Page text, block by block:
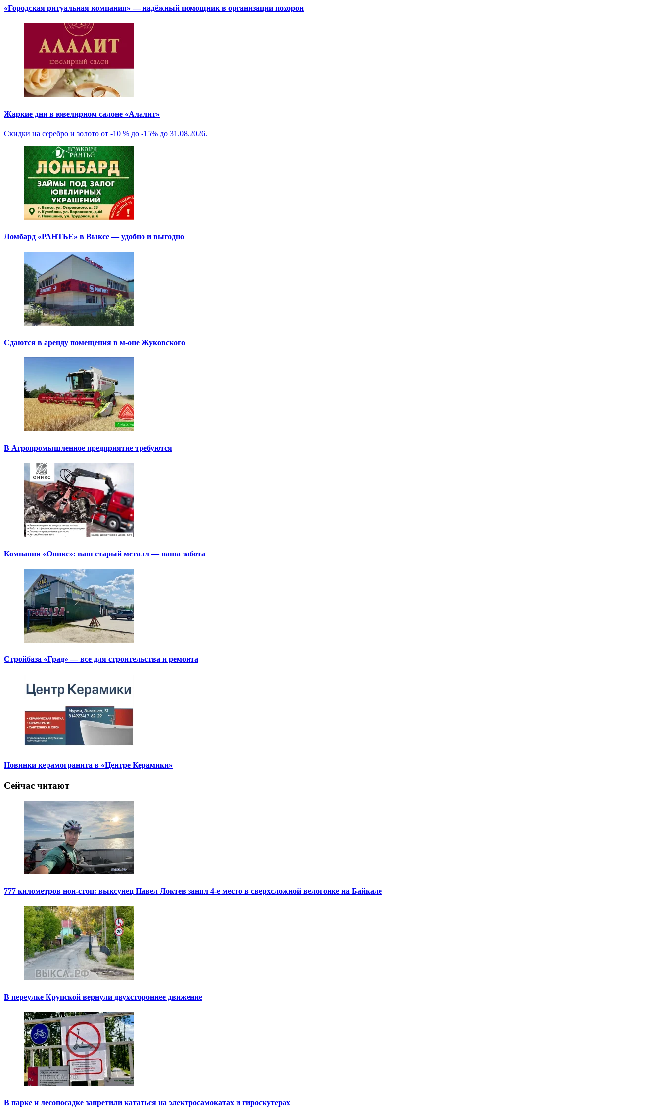
«Городская ритуальная компания» — надёжный помощник в организации похорон
Жаркие дни в ювелирном салоне «Алалит»
Скидки на серебро и золото от -10 % до -15% до 31.08.2026.
Ломбард «РАНТЬЕ» в Выксе — удобно и выгодно
Сдаются в аренду помещения в м-оне Жуковского
В Агропромышленное предприятие требуются
Компания «Оникс»: ваш старый металл — наша забота
Стройбаза «Град» — все для строительства и ремонта
Новинки керамогранита в «Центре Керамики»
Сейчас читают
777 километров нон-стоп: выксунец Павел Локтев занял 4-е место в сверхсложной велогонке на Байкале
В переулке Крупской вернули двухстороннее движение
В парке и лесопосадке запретили кататься на электросамокатах и гироскутерах